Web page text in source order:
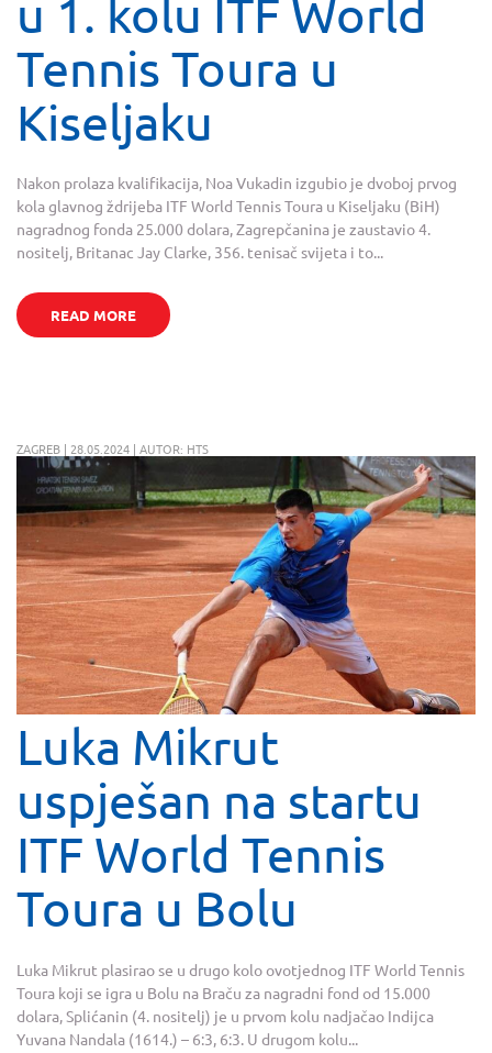
u 1. kolu ITF World
Tennis Toura u
Kiseljaku
Nakon prolaza kvalifikacija, Noa Vukadin izgubio je dvoboj prvog
kola glavnog ždrijeba ITF World Tennis Toura u Kiseljaku (BiH)
nagradnog fonda 25.000 dolara, Zagrepčanina je zaustavio 4.
nositelj, Britanac Jay Clarke, 356. tenisač svijeta i to...
READ MORE
ZAGREB | 28.05.2024 | AUTOR: HTS
Luka Mikrut
uspješan na startu
ITF World Tennis
Toura u Bolu
Luka Mikrut plasirao se u drugo kolo ovotjednog ITF World Tennis
Toura koji se igra u Bolu na Braču za nagradni fond od 15.000
dolara, Splićanin (4. nositelj) je u prvom kolu nadjačao Indijca
Yuvana Nandala (1614.) – 6:3, 6:3. U drugom kolu...